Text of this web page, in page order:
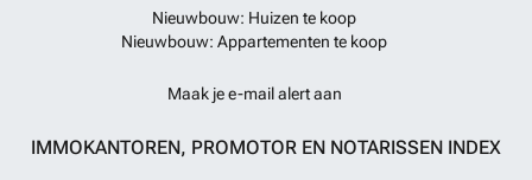
Nieuwbouw: Huizen te koop
Nieuwbouw: Appartementen te koop
Maak je e-mail alert aan
IMMOKANTOREN, PROMOTOR EN NOTARISSEN INDEX